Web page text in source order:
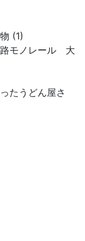
(1)
モノレール 大
たうどん屋さ